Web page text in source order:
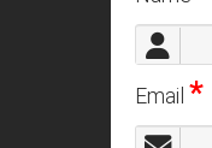
Email *